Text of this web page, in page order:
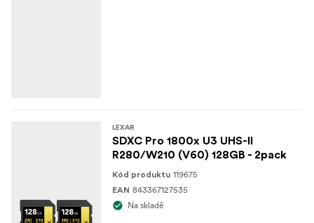
LEXAR
SDXC Pro 1800x U3 UHS-II
R280/W210 (V60) 128GB - 2pack
Kód produktu 119675
EAN 843367127535
Na skladě